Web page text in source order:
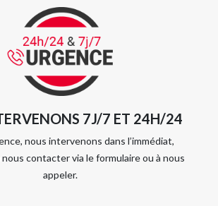
7J/7 ET 24H/24
nous intervenons dans l’immédiat,
nous contacter via le formulaire ou à nous
appeler.